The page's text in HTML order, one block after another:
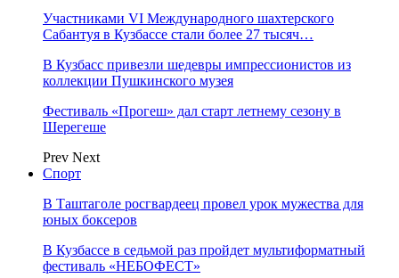
Участниками VI Международного шахтерского
Сабантуя в Кузбассе стали более 27 тысяч…
В Кузбасс привезли шедевры импрессионистов из
коллекции Пушкинского музея
Фестиваль «Прогеш» дал старт летнему сезону в
Шерегеше
Prev Next
Спорт
В Таштаголе росгвардеец провел урок мужества для
юных боксеров
В Кузбассе в седьмой раз пройдет мультиформатный
фестиваль «НЕБОФЕСТ»